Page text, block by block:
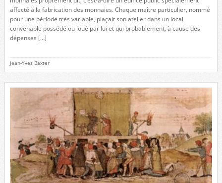
affecté à la fabrication des monnaies. Chaque maître particulier, nommé
pour une période très variable, plaçait son atelier dans un local
convenable possédé ou loué par lui et qui probablement, à cause des
dépenses […]
Jean-Yves Baxter